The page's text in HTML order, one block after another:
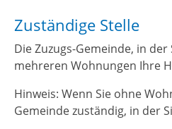
Zuständige Stelle
Die Zuzugs-Gemeinde, in
mehreren Wohnungen Ihre
Hinweis: Wenn Sie ohne
Gemeinde zuständig, in der